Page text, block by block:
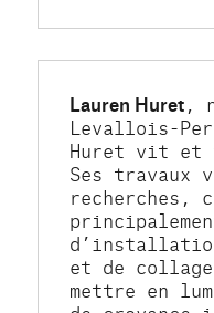
Lauren Huret,
Levallois-
Huret vit et
Ses travaux
recherches,
et de
mettre en